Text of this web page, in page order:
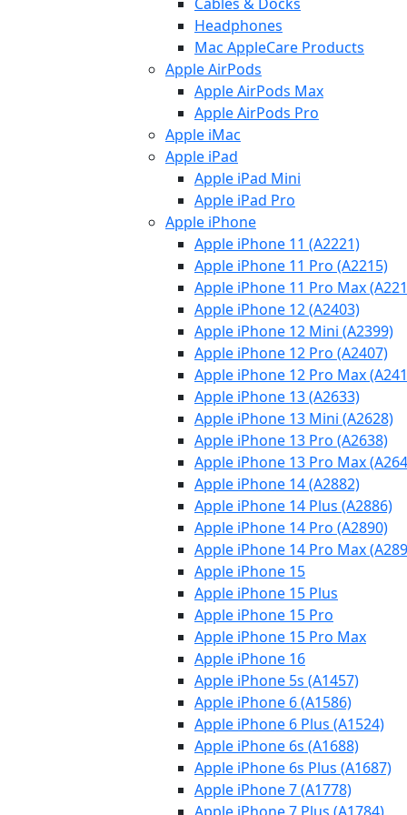
Headphones
Mac AppleCare Products
Apple AirPods
Apple AirPods Max
Apple AirPods Pro
Apple iMac
Apple iPad
Apple iPad Mini
Apple iPad Pro
Apple iPhone
Apple iPhone 11 (A2221)
Apple iPhone 11 Pro (A2215)
Apple iPhone 11 Pro Max
Apple iPhone 12 (A2403)
Apple iPhone 12 Mini (A2399)
Apple iPhone 12 Pro (A2407)
Apple iPhone 12 Pro Max
Apple iPhone 13 (A2633)
Apple iPhone 13 Mini (A2628)
Apple iPhone 13 Pro (A2638)
Apple iPhone 13 Pro Max
Apple iPhone 14 (A2882)
Apple iPhone 14 Plus (A2886)
Apple iPhone 14 Pro (A2890)
Apple iPhone 14 Pro Max
Apple iPhone 15
Apple iPhone 15 Plus
Apple iPhone 15 Pro
Apple iPhone 15 Pro Max
Apple iPhone 16
Apple iPhone 5s (A1457)
Apple iPhone 6 (A1586)
Apple iPhone 6 Plus (A1524)
Apple iPhone 6s (A1688)
Apple iPhone 6s Plus (A1687)
Apple iPhone 7 (A1778)